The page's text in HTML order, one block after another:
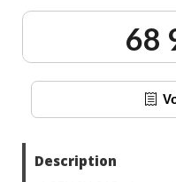
68
Description